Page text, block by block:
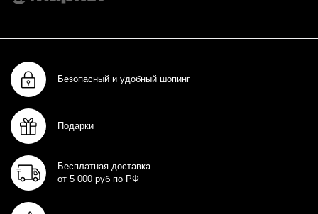
Безопасный и удобный шопинг
Подарки
Бесплатная доставка
от 5 000 руб по РФ